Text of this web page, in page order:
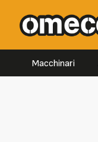
Macchinari